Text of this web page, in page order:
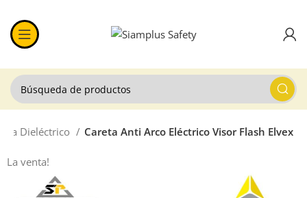
Dieléctrico Careta Anti Arco Eléctrico Visor Flash Elvex
La venta!